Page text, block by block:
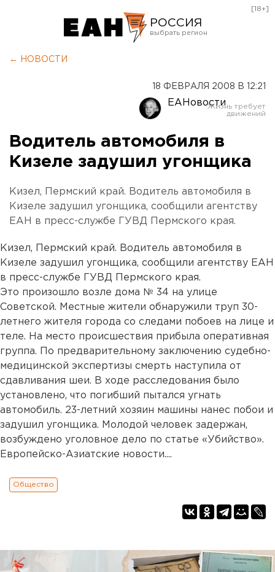
РОССИЯ
Оренбург
[18+]
← НОВОСТИ
18 ФЕВРАЛЯ 2008 В 12:21
ЕАНовости
Водитель автомобиля в
Кизеле задушил угонщика
Кизел, Пермский край. Водитель автомобиля в
Кизеле задушил угонщика, сообщили агентству
ЕАН в пресс-службе ГУВД Пермского края.
Кизел, Пермский край. Водитель автомобиля в
Кизеле задушил угонщика, сообщили агентству ЕАН
в пресс-службе ГУВД Пермского края.
Это произошло возле дома № 34 на улице
Советской. Местные жители обнаружили труп 30-
летнего жителя города со следами побоев на лице и
теле. На место происшествия прибыла оперативная
группа. По предварительному заключению судебно-
медицинской экспертизы смерть наступила от
сдавливания шеи. В ходе расследования было
установлено, что погибший пытался угнать
автомобиль. 23-летний хозяин машины нанес побои и
задушил угонщика. Молодой человек задержан,
возбуждено уголовное дело по статье «Убийство».
Европейско-Азиатские новости....
Общество